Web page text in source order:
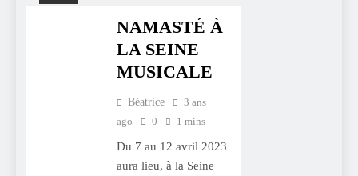
NAMASTÉ À
LA SEINE
MUSICALE
Béatrice
3 ans
ago
0 1 mins
Du 7 au 12 avril 2023
aura lieu, à la Seine